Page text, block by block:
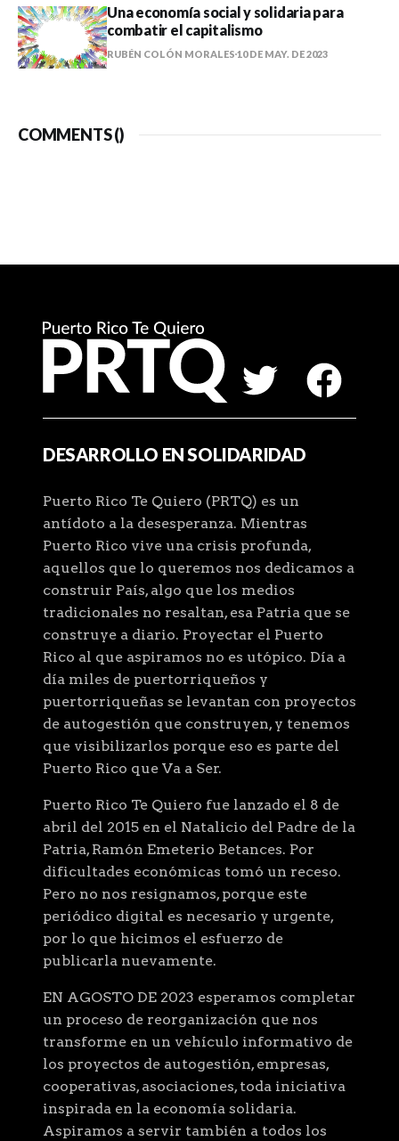
Una economía social y solidaria para
combatir el capitalismo
RUBÉN COLÓN MORALES 10 DE MAY. DE 2023
COMMENTS ()
DESARROLLO EN SOLIDARIDAD
Puerto Rico Te Quiero (PRTQ) es un
antídoto a la desesperanza. Mientras
Puerto Rico vive una crisis profunda,
aquellos que lo queremos nos dedicamos a
construir País, algo que los medios
tradicionales no resaltan, esa Patria que se
construye a diario. Proyectar el Puerto
Rico al que aspiramos no es utópico. Día a
día miles de puertorriqueños y
puertorriqueñas se levantan con proyectos
de autogestión que construyen, y tenemos
que visibilizarlos porque eso es parte del
Puerto Rico que Va a Ser.
Puerto Rico Te Quiero fue lanzado el 8 de
abril del 2015 en el Natalicio del Padre de la
Patria, Ramón Emeterio Betances. Por
dificultades económicas tomó un receso.
Pero no nos resignamos, porque este
periódico digital es necesario y urgente,
por lo que hicimos el esfuerzo de
publicarla nuevamente.
EN AGOSTO DE 2023 esperamos completar
un proceso de reorganización que nos
transforme en un vehículo informativo de
los proyectos de autogestión, empresas,
cooperativas, asociaciones, toda iniciativa
inspirada en la economía solidaria.
Aspiramos a servir también a todos los